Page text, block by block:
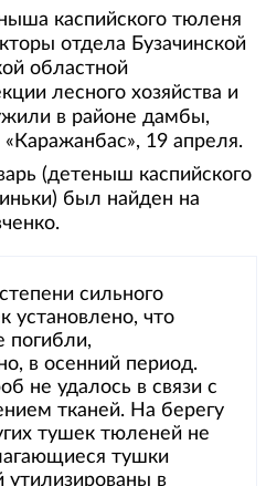
каспийского тюленя
отдела Бузачинской
областной
лесного хозяйства и
в районе дамбы,
19 апреля.
(детеныш каспийского
был найден на
сильного
установлено, что
погибли,
в осенний период.
не удалось в связи с
тканей. На берегу
тушек тюленей не
тушки
в